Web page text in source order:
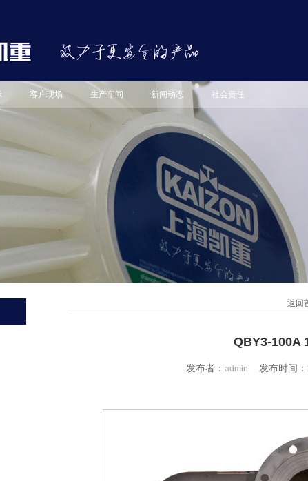
客户现场 生产车间 新闻动态 社会责任
返回
QBY3-100A
发布者： admin 发布时间：